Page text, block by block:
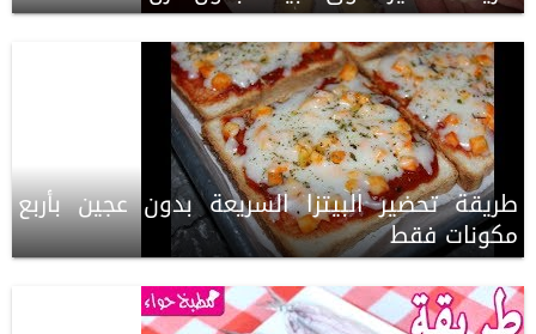
طريقة تحضير البيتزا السريعة بدون عجين بأربع
مكونات فقط